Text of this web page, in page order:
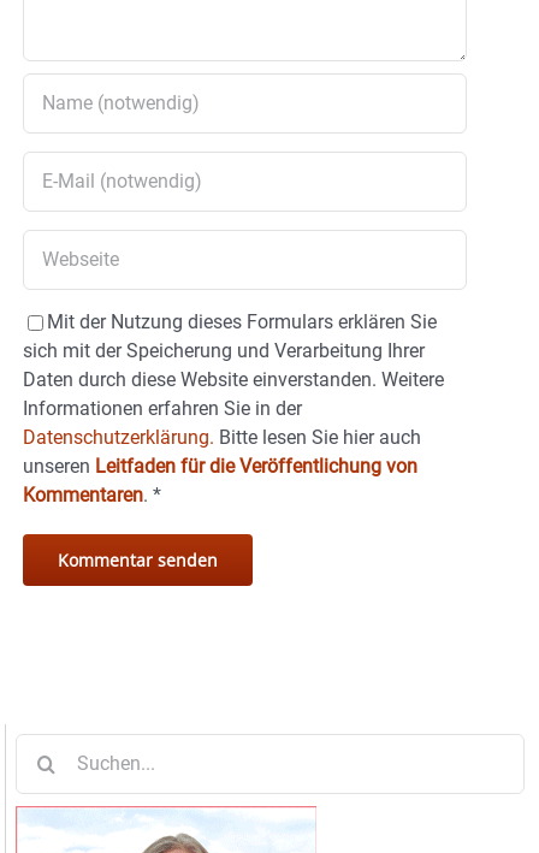
Mit der Nutzung dieses Formulars erklären Sie
sich mit der Speicherung und Verarbeitung Ihrer
Daten durch diese Website einverstanden. Weitere
Informationen erfahren Sie in der
Datenschutzerklärung. Bitte lesen Sie hier auch
unseren Leitfaden für die Veröffentlichung von
Kommentaren. *
nach: